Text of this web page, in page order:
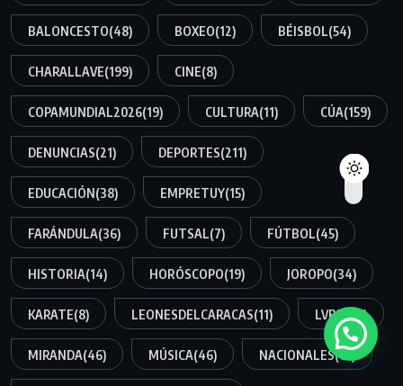
BALONCESTO(48) BOXEO(12) BÉISBOL(54)
CHARALLAVE(199) CINE(8)
COPAMUNDIAL2026(19) CULTURA(11) CÚA(159)
DENUNCIAS(21) DEPORTES(211)
EDUCACIÓN(38) EMPRETUY(15)
FARÁNDULA(36) FUTSAL(7) FÚTBOL(45)
HISTORIA(14) HORÓSCOPO(19) JOROPO(34)
KARATE(8) LEONESDELCARACAS(11) LVBP (34)
MIRANDA(46) MÚSICA(46) NACIONALES(12)